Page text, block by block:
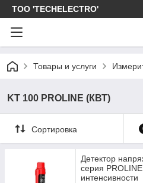
ТОО 'TECHELECTRO'
Товары и услуги
KT 100 PROLINE (КВТ)
Сортировка
Детектор
серия
интенсивности